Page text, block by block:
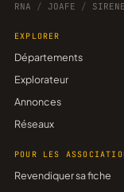
RNA / JOAFE / SIRENE
EXPLORER
Départements
Explorateur
Annonces
Réseaux
POUR LES
Revendiquer sa fiche